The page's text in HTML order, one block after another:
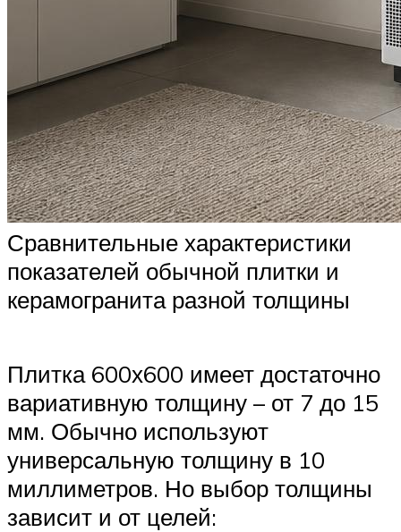
Сравнительные характеристики
показателей обычной плитки и
керамогранита разной толщины
Плитка 600х600 имеет достаточно
вариативную толщину – от 7 до 15
мм. Обычно используют
универсальную толщину в 10
миллиметров. Но выбор толщины
зависит и от целей: